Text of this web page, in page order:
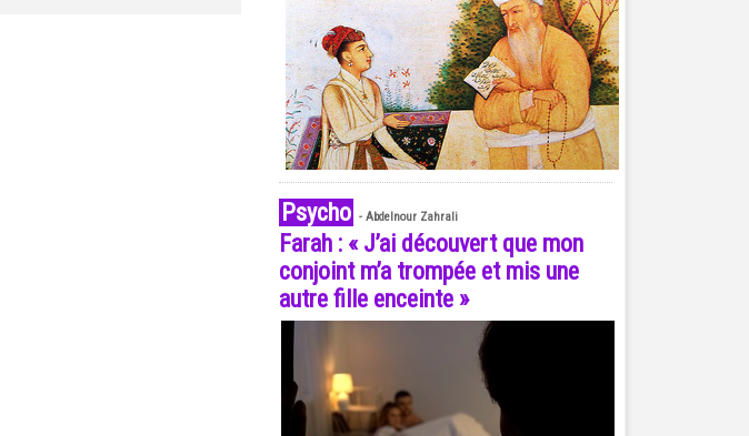
Psycho - Abdelnour Zahrali
Farah : « J’ai découvert que mon
conjoint m’a trompée et mis une
autre fille enceinte »